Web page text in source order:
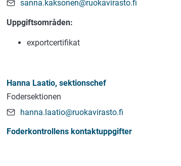
sanna.kaksonen@ruokavirasto.fi
Uppgiftsområden:
exportcertifikat
Hanna Laatio, sektionschef
Fodersektionen
hanna.laatio@ruokavirasto.fi
Foderkontrollens kontaktuppgifter